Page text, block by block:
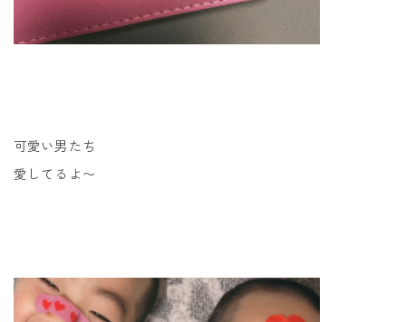
可愛い男たち
愛してるよ〜